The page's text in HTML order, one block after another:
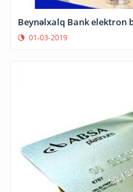
Beynəlxalq Bank elektron
01-03-2019